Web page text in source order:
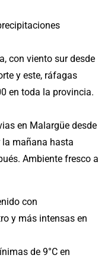
con viento sur desde
y este, ráfagas
en toda la provincia.
en Malargüe desde
la mañana hasta
Ambiente fresco a
con
y más intensas en
de 9°C en